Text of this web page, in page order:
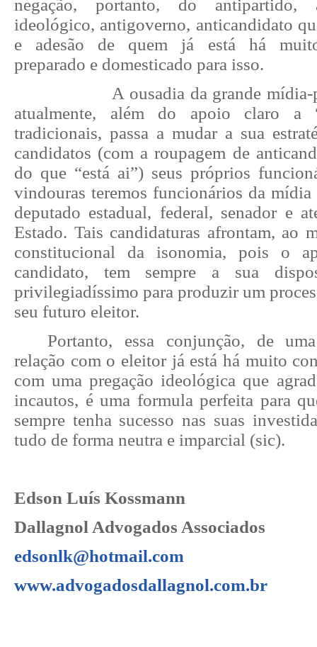
negação, portanto, do antipartido,
ideológico, antigoverno, anticandidato
e adesão de quem já está há muito
preparado e domesticado para isso.
A ousadia da grande mídia-
atualmente, além do apoio claro a
tradicionais, passa a mudar a sua
candidatos (com a roupagem de
do que “está ai”) seus próprios
vindouras teremos funcionários da mídia
deputado estadual, federal, senador e
Estado. Tais candidaturas afrontam, ao
constitucional da isonomia, pois o
candidato, tem sempre a sua
privilegiadíssimo para produzir um
seu futuro eleitor.
Portanto, essa conjunção, de
relação com o eleitor já está há muito
com uma pregação ideológica que
incautos, é uma formula perfeita para
sempre tenha sucesso nas suas
tudo de forma neutra e imparcial (sic).
Edson Luís Kossmann
Dallagnol Advogados Associados
edsonlk@hotmail.com
www.advogadosdallagnol.com.br